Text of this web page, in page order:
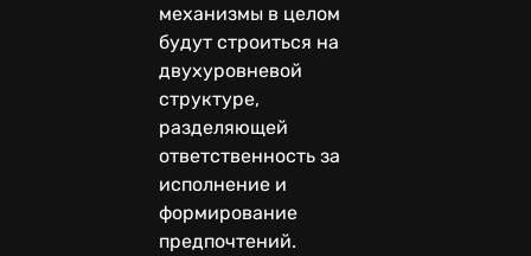
механизмы в целом
будут строиться на
двухуровневой
структуре,
разделяющей
ответственность за
исполнение и
формирование
предпочтений.